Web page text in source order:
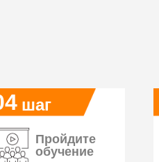
шаг
Пройдите
обучение